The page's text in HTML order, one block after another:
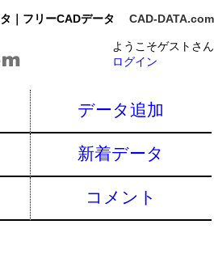
｜フリーCADデータ CAD-DATA.com
ようこそゲストさん
ログイン
データ追加
新着データ
コメント